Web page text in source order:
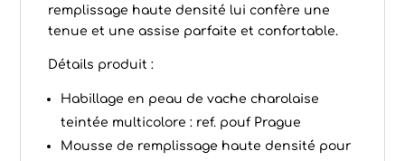
remplissage haute densité lui confère une
tenue et une assise parfaite et confortable.
Détails produit :
Habillage en peau de vache charolaise
teintée multicolore : ref. pouf Prague
Mousse de remplissage haute densité pour